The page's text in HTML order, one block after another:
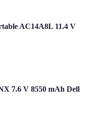
AC14A8L 11.4 V
7.6 V 8550 mAh Dell